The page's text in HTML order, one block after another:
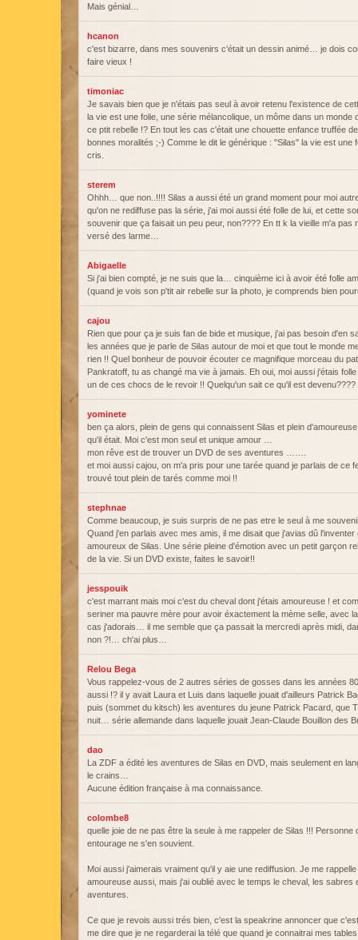
Mais génial…
hcanon
c'est bizarre, dans mes souvenirs c'était un dessin animé… je dois
faire vieux !
timoniac
Je savais bien que je n'étais pas seul à avoir retenu l'existence de
la vie est une folie, une série mélancolique, un môme dans un monde
ce ptit rebelle !? En tout les cas c'était une chouette enfance truffée
bonnes moralités ;-) Comme le dit le générique : "Silas" la vie est une
cris.
sterem
Ohhh… que non..!!!! Silas a aussi été un grand moment pour moi
qu'on ne rediffuse pas la série, j'ai moi aussi été folle de lui, et cette
souvenir que ça faisait un peu peur, non???? En tt k la vieille m'a pas
versé des larme…
Abigaelle
Si j'ai bien compté, je ne suis que la… cinquième ici à avoir été folle
(quand je vois son p'tit air rebelle sur la photo, je comprends bien
cajou
Rien que pour ça je suis fan de bide et musique, j'ai pas besoin d'en
les années que je parle de Silas autour de moi et que tout le monde
rien !! Quel bonheur de pouvoir écouter ce magnifique morceau du
Pankratoff, tu as changé ma vie à jamais. Eh oui, moi aussi j'étais
un de ces chocs de le revoir !! Quelqu'un sait ce qu'il est devenu????
yominete
ben ça alors, plein de gens qui connaissent Silas et plein
qu'il était. Moi c'est mon seul et unique amour …
mon rêve est de trouver un DVD de ses aventures …….
et moi aussi cajou, on m'a pris pour une tarée quand je parlais de ce
trouvé tout plein de tarés comme moi !!
stephnae
Comme beaucoup, je suis surpris de ne pas etre le seul à me
Quand j'en parlais avec mes amis, il me disait que j'avias dû
amoureux de Silas. Une série pleine d'émotion avec un petit garçon
de la vie. Si un DVD existe, faites le savoir!!
jesspouik
c'est marrant mais moi c'est du cheval dont j'étais amoureuse ! et
seriner ma pauvre mère pour avoir éxactement la mème selle, avec
cas j'adorais… il me semble que ça passait la mercredi après midi,
non ?!… ch'ai plus…
Relou Bega
Vous rappelez-vous de 2 autres séries de gosses dans les années
aussi !? il y avait Laura et Luis dans laquelle jouait d'ailleurs Patrick
puis (sommet du kitsch) les aventures du jeune Patrick Pacard, que
nuit… série allemande dans laquelle jouait Jean-Claude Bouillon des
dao
La ZDF a édité les aventures de Silas en DVD, mais seulement en
le crains…
Aucune édition française à ma connaissance.
colombe8
quelle joie de ne pas être la seule à me rappeler de Silas !!! Personne
entourage ne s'en souvient.
Moi aussi j'aimerais vraiment qu'il y aie une rediffusion. Je me
amoureuse aussi, mais j'ai oublié avec le temps le cheval, les sabres
aventures.
Ce que je revois aussi trés bien, c'est la speakrine annoncer que
me dire que je ne regarderai la télé que quand je connaitrai mes